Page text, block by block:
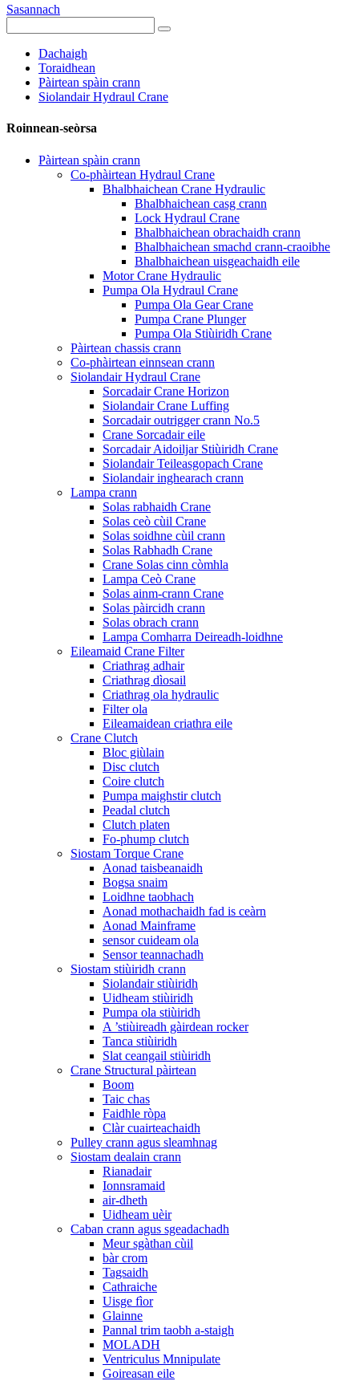
Sasannach
Dachaigh
Toraidhean
Pàirtean spàin crann
Siolandair Hydraul Crane
Roinnean-seòrsa
Pàirtean spàin crann
Co-phàirtean Hydraul Crane
Bhalbhaichean Crane Hydraulic
Bhalbhaichean casg crann
Lock Hydraul Crane
Bhalbhaichean obrachaidh crann
Bhalbhaichean smachd crann-craoibhe
Bhalbhaichean uisgeachaidh eile
Motor Crane Hydraulic
Pumpa Ola Hydraul Crane
Pumpa Ola Gear Crane
Pumpa Crane Plunger
Pumpa Ola Stiùiridh Crane
Pàirtean chassis crann
Co-phàirtean einnsean crann
Siolandair Hydraul Crane
Sorcadair Crane Horizon
Siolandair Crane Luffing
Sorcadair outrigger crann No.5
Crane Sorcadair eile
Sorcadair Aidoiljar Stiùiridh Crane
Siolandair Teileasgopach Crane
Siolandair inghearach crann
Lampa crann
Solas rabhaidh Crane
Solas ceò cùil Crane
Solas soidhne cùil crann
Solas Rabhadh Crane
Crane Solas cinn còmhla
Lampa Ceò Crane
Solas ainm-crann Crane
Solas pàircidh crann
Solas obrach crann
Lampa Comharra Deireadh-loidhne
Eileamaid Crane Filter
Criathrag adhair
Criathrag dìosail
Criathrag ola hydraulic
Filter ola
Eileamaidean criathra eile
Crane Clutch
Bloc giùlain
Disc clutch
Coire clutch
Pumpa maighstir clutch
Peadal clutch
Clutch platen
Fo-phump clutch
Siostam Torque Crane
Aonad taisbeanaidh
Bogsa snaim
Loidhne taobhach
Aonad mothachaidh fad is ceàrn
Aonad Mainframe
sensor cuideam ola
Sensor teannachadh
Siostam stiùiridh crann
Siolandair stiùiridh
Uidheam stiùiridh
Pumpa ola stiùiridh
A ’stiùireadh gàirdean rocker
Tanca stiùiridh
Slat ceangail stiùiridh
Crane Structural pàirtean
Boom
Taic chas
Faidhle ròpa
Clàr cuairteachaidh
Pulley crann agus sleamhnag
Siostam dealain crann
Rianadair
Ionnsramaid
air-dheth
Uidheam uèir
Caban crann agus sgeadachadh
Meur sgàthan cùil
bàr crom
Tagsaidh
Cathraiche
Uisge fìor
Glainne
Pannal trim taobh a-staigh
MOLADH
Ventriculus Mnnipulate
Goireasan eile